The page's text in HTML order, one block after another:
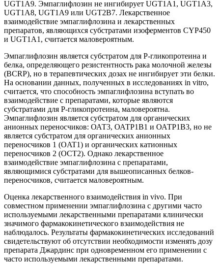
UGT1A9. Эмпаглифлозин не ингибирует UGT1A1, UGT1A3,
UGT1A8, UGT1A9 или UGT2В7. Лекарственное
взаимодействие эмпаглифлозина и лекарственных
препаратов, являющихся субстратами изоферментов CYP450
и UGT1A1, считается маловероятным.
Эмпаглифлозин является субстратом для Р-гликопротеина и
белка, определяющего резистентность рака молочной железы
(BCRP), но в терапевтических дозах не ингибирует эти белки.
На основании данных, полученных в исследованиях in vitro,
считается, что способность эмпаглифлозина вступать во
взаимодействие с препаратами, которые являются
субстратами для Р-гликопротеина, маловероятна.
Эмпаглифлозин является субстратом для органических
анионных переносчиков: ОАТ3, ОАТР1В1 и ОАТР1В3, но не
является субстратом для органических анионных
переносчиков 1 (ОAT1) и органических катионных
переносчиков 2 (ОСТ2). Однако лекарственное
взаимодействие эмпаглифлозина с препаратами,
являющимися субстратами для вышеописанных белков-
переносчиков, считается маловероятным.
Оценка лекарственного взаимодействия in vivo. При
совместном применении эмпаглифлозина с другими часто
используемыми лекарственными препаратами клинически
значимого фармакокинетического взаимодействия не
наблюдалось. Результаты фармакокинетических исследований
свидетельствуют об отсутствии необходимости изменять дозу
препарата Джардинс при одновременном его применении с
часто используемыми лекарственными препаратами.